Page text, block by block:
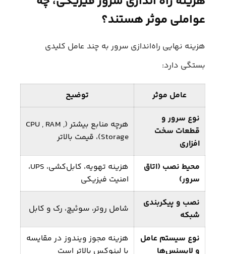
عواملی موثر هستند؟
هزینه نهایی راه‌اندازی سرور به چند عامل کلیدی
بستگی دارد:
عامل موثر
توضیح
نوع سرور و
قطعات سخت‌
افزاری
هرچه منابع بیشتر (CPU , RAM ,
Storage)، قیمت بالاتر
محیط نصب (اتاق
سرور)
هزینه تهویه، کابل‌کشی، UPS،
امنیت فیزیکی
نصب و پیکربندی
شبکه
شامل روتر، سوئیچ، رک و کابل
نوع سیستم‌ عامل
و لایسنس‌ها
هزینه مجوز ویندوز در مقایسه
با لینوکس بالاتر است